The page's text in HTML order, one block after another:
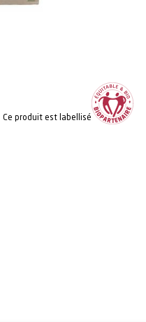
Ce produit est labellisé